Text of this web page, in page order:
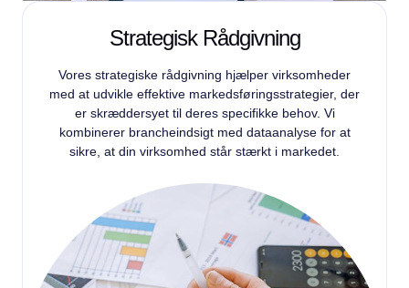
Strategisk Rådgivning
Vores strategiske rådgivning hjælper virksomheder
med at udvikle effektive markedsføringsstrategier, der
er skræddersyet til deres specifikke behov. Vi
kombinerer brancheindsigt med dataanalyse for at
sikre, at din virksomhed står stærkt i markedet.